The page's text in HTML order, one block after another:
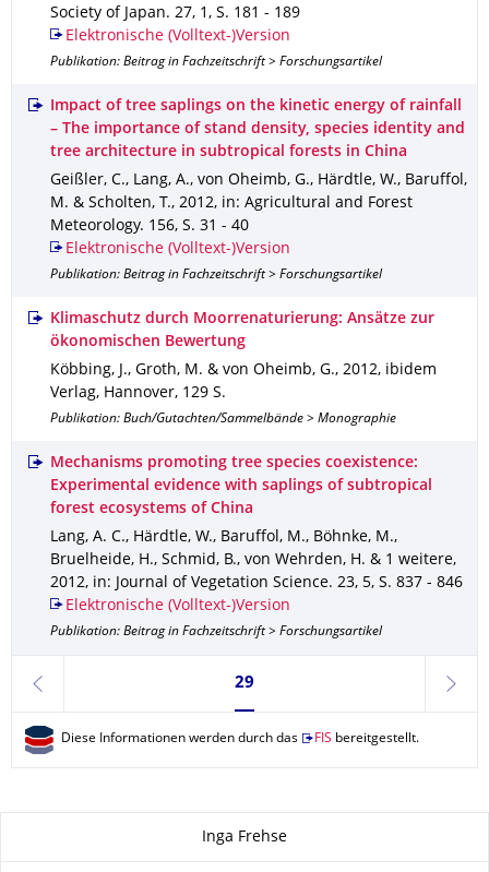
Society of Japan. 27, 1 , S. 181 - 189
Elektronische (Volltext-)Version
Publikation: Beitrag in Fachzeitschrift > Forschungsartikel
Impact of tree saplings on the kinetic energy of rainfall
– The importance of stand density, species identity and
tree architecture in subtropical forests in China
Geißler, C., Lang, A., von Oheimb, G., Härdtle, W., Baruffol,
M. & Scholten, T., 2012, in: Agricultural and Forest
Meteorology. 156, S. 31 - 40
Elektronische (Volltext-)Version
Publikation: Beitrag in Fachzeitschrift > Forschungsartikel
Klimaschutz durch Moorrenaturierung: Ansätze zur
ökonomischen Bewertung
Köbbing, J., Groth, M. & von Oheimb, G., 2012, ibidem
Verlag, Hannover, 129 S.
Publikation: Buch/Gutachten/Sammelbände > Monographie
Mechanisms promoting tree species coexistence:
Experimental evidence with saplings of subtropical
forest ecosystems of China
Lang, A. C., Härdtle, W., Baruffol, M., Böhnke, M.,
Bruelheide, H., Schmid, B., von Wehrden, H. & 1 weitere,
2012, in: Journal of Vegetation Science. 23, 5, S. 837 - 846
Elektronische (Volltext-)Version
Publikation: Beitrag in Fachzeitschrift > Forschungsartikel
zurück
Seite 29, aktuell ausgewählt
29
weiter
Diese Informationen werden durch das FIS bereitgestellt.
Inga Frehse